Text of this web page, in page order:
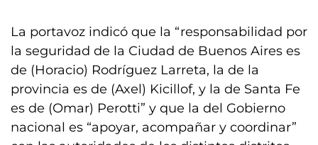
La portavoz indicó que la “responsabilidad por
la seguridad de la Ciudad de Buenos Aires es
de (Horacio) Rodríguez Larreta, la de la
provincia es de (Axel) Kicillof, y la de Santa Fe
es de (Omar) Perotti” y que la del Gobierno
nacional es “apoyar, acompañar y coordinar”